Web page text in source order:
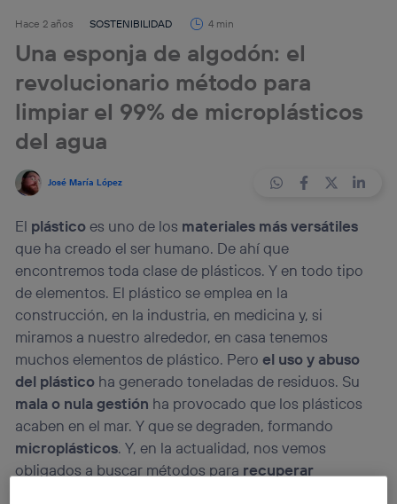
Hace 2 años SOSTENIBILIDAD 4 min
Una esponja de algodón: el
revolucionario método para
limpiar el 99% de microplásticos
del agua
José María López
El plásticoes uno de los materiales más versátiles
que ha creado el ser humano. De ahí que
encontremos toda clase de plásticos. Y en todo tipo
de elementos. El plástico se emplea en la
construcción, en la industria, en medicina y, si
miramos a nuestro alrededor, en casa tenemos
muchos elementos de plástico. Peroel uso y abuso
del plástico ha generado toneladas de residuos. Su
mala o nula gestión ha provocado que los plásticos
acaben en el mar. Y que se degraden, formando
microplásticos. Y, en la actualidad, nos vemos
obligados a buscar métodos para recuperar